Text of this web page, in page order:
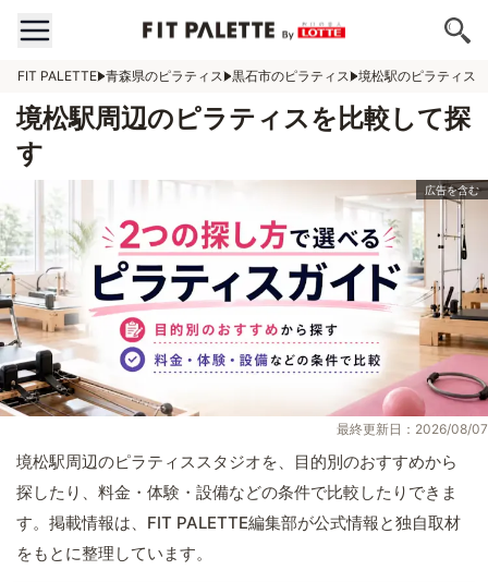
FIT PALETTE 青森県のピラティス 黒石市のピラティス 境松駅のピラティス
境松駅周辺のピラティスを比較して探
す
最終更新日：2026/08/07
境松駅周辺のピラティススタジオを、目的別のおすすめから
探したり、料金・体験・設備などの条件で比較したりできま
す。掲載情報は、FIT PALETTE編集部が公式情報と独自取材
をもとに整理しています。